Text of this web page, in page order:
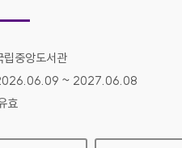
관명 :
립중앙도서관
증기간 :
~ 2027.06.08
태 :
효